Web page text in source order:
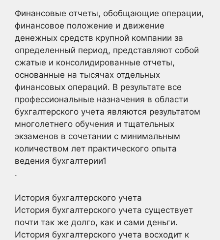
Финансовые отчеты, обобщающие операции,
финансовое положение и движение
денежных средств крупной компании за
определенный период, представляют собой
сжатые и консолидированные отчеты,
основанные на тысячах отдельных
финансовых операций. В результате все
профессиональные назначения в области
бухгалтерского учета являются результатом
многолетнего обучения и тщательных
экзаменов в сочетании с минимальным
количеством лет практического опыта
ведения бухгалтерии1
.
История бухгалтерского учета
История бухгалтерского учета существует
почти так же долго, как и сами деньги.
История бухгалтерского учета восходит к